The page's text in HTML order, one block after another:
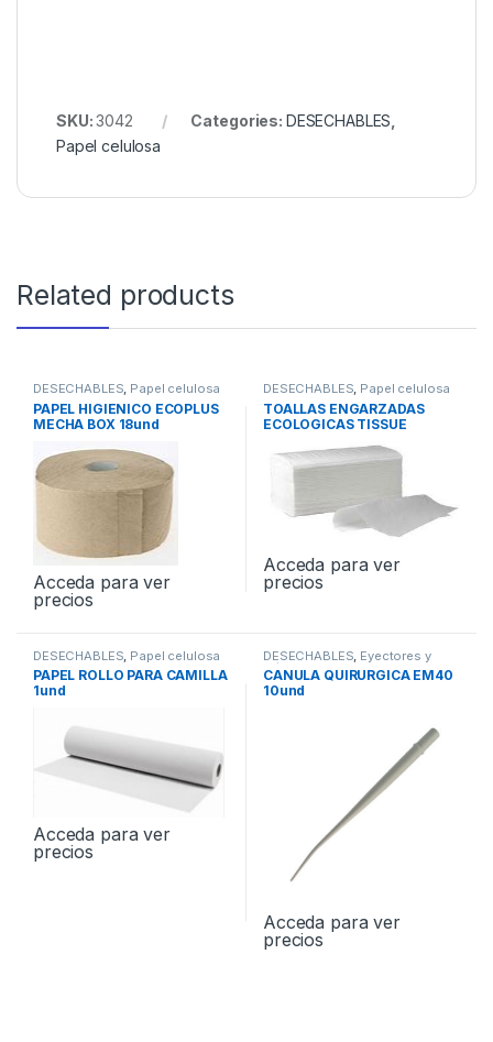
SKU:3042 Categories: DESECHABLES
Papel celulosa
Related products
DESECHABLES Papel celulosa
PAPEL HIGIENICO ECOPLUS
MECHA BOX 18und
Acceda para ver
precios
DESECHABLES Papel celulosa
TOALLAS ENGARZADAS
ECOLOGICAS TISSUE
Acceda para ver
precios
DESECHABLES Papel celulosa
PAPEL ROLLO PARA CAMILLA
1und
Acceda para ver
precios
DESECHABLES Eyectores y
Cánulas
CANULA QUIRURGICA EM40
10und
Acceda para ver
precios